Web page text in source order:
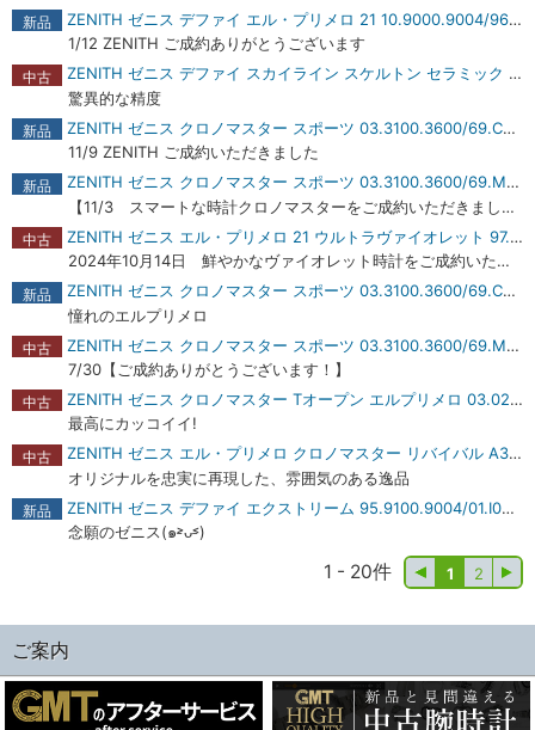
新品
ZENITH ゼニス デファイ エル・プリメロ 21 10.9000.9004/96.R921 商品レビュー
1/12 ZENITH ご成約ありがとうございます
中古
ZENITH ゼニス デファイ スカイライン スケルトン セラミック 49.9300.3620/78.I001 商品レビュー
驚異的な精度
新品
ZENITH ゼニス クロノマスター スポーツ 03.3100.3600/69.C823 商品レビュー
11/9 ZENITH ご成約いただきました
新品
ZENITH ゼニス クロノマスター スポーツ 03.3100.3600/69.M3100 ホワイト 商品レビュー
【11/3 スマートな時計クロノマスターをご成約いただきました】
中古
ZENITH ゼニス エル・プリメロ 21 ウルトラヴァイオレット 97.9001.9004/80.R92【未使用品】 商品レビュー
2024年10月14日 鮮やかなヴァイオレット時計をご成約いただきました。
新品
ZENITH ゼニス クロノマスター スポーツ 03.3100.3600/69.C823 商品レビュー
憧れのエルプリメロ
中古
ZENITH ゼニス クロノマスター スポーツ 03.3100.3600/69.M3100 ホワイト 商品レビュー
7/30【ご成約ありがとうございます！】
中古
ZENITH ゼニス クロノマスター Tオープン エルプリメロ 03.0240.4021/01.M240 商品レビュー
最高にカッコイイ!
中古
ZENITH ゼニス エル・プリメロ クロノマスター リバイバル A385 03.A384.400/385.M385【未使用品】 商品レビュー
オリジナルを忠実に再現した、雰囲気のある逸品
新品
ZENITH ゼニス デファイ エクストリーム 95.9100.9004/01.I001 商品レビュー
念願のゼニス(๑˃̵ᴗ˂̵)
1 2
1 - 20件
ご案内